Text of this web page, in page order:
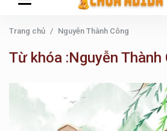
Trang chủ Nguyễn Thành Công
Từ khóa :Nguyễn Thành